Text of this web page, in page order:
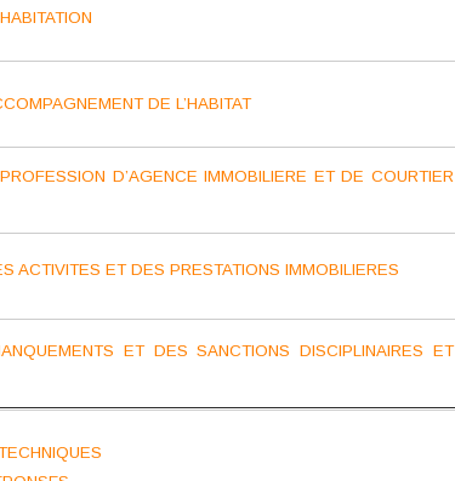
DE L’HABITAT
D’AGENCE IMMOBILIERE ET DE COURTIER
ACTIVITES ET DES PRESTATIONS IMMOBILIERES
ET DES SANCTIONS DISCIPLINAIRES ET